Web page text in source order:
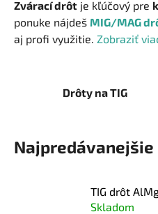
Zvárací drôt je kľúčový pre
ponuke nájdeš MIG/MAG
aj profi využitie. Zobraziť
Drôty na TIG
Najpredávanejšie
TIG drôt
Skladom